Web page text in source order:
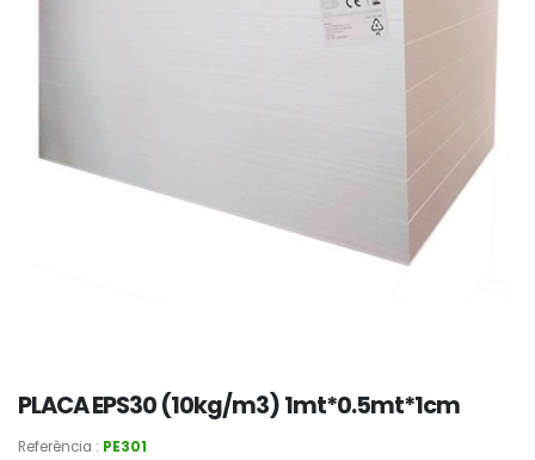
PLACA EPS30 (10kg/m3) 1mt*0.5mt*1cm
Referência : PE301